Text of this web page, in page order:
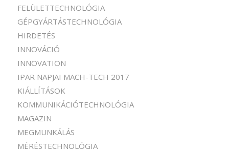
FELÜLETTECHNOLÓGIA
GÉPGYÁRTÁSTECHNOLÓGIA
HIRDETÉS
INNOVÁCIÓ
INNOVATION
IPAR NAPJAI MACH-TECH 2017
KIÁLLÍTÁSOK
KOMMUNIKÁCIÓTECHNOLÓGIA
MAGAZIN
MEGMUNKÁLÁS
MÉRÉSTECHNOLÓGIA